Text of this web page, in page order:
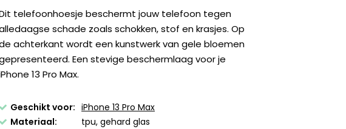
telefoonhoesje beschermt jouw telefoon tegen
schade zoals schokken, stof en krasjes. Op
achterkant wordt een kunstwerk van gele bloemen
Een stevige beschermlaag voor je
13 Pro Max.
Geschikt voor: iPhone 13 Pro Max
Materiaal:
tpu, gehard glas